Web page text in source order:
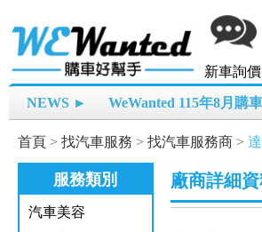
新車詢價
NEWS ► WeWanted 115年8月購
首頁 > 找汽車服務 > 找汽車服務商 >
服務類別
汽車美容
廠商詳細